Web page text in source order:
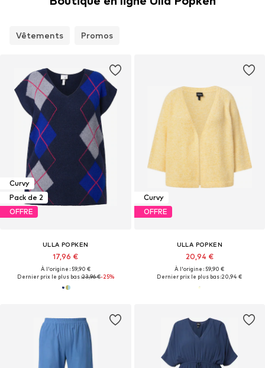
Vêtements Promos
Curvy
Pack de 2
OFFRE
ULLA POPKEN
17,96 €
À l'origine : 59,90 €
Dernier prix le plus bas :23,96 €-25%
Curvy
OFFRE
ULLA POPKEN
20,94 €
À l'origine : 59,90 €
Dernier prix le plus bas :20,94 €